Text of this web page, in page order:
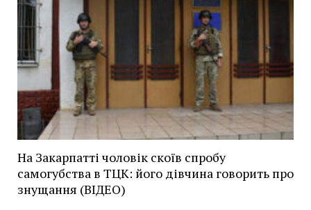
На Закарпатті чоловік скоїв спробу
самогубства в ТЦК: його дівчина говорить про
знущання (ВІДЕО)